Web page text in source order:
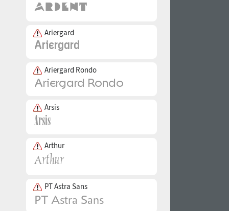
Ariergard
Ariergard Rondo
Arsis
Arthur
PT Astra Sans